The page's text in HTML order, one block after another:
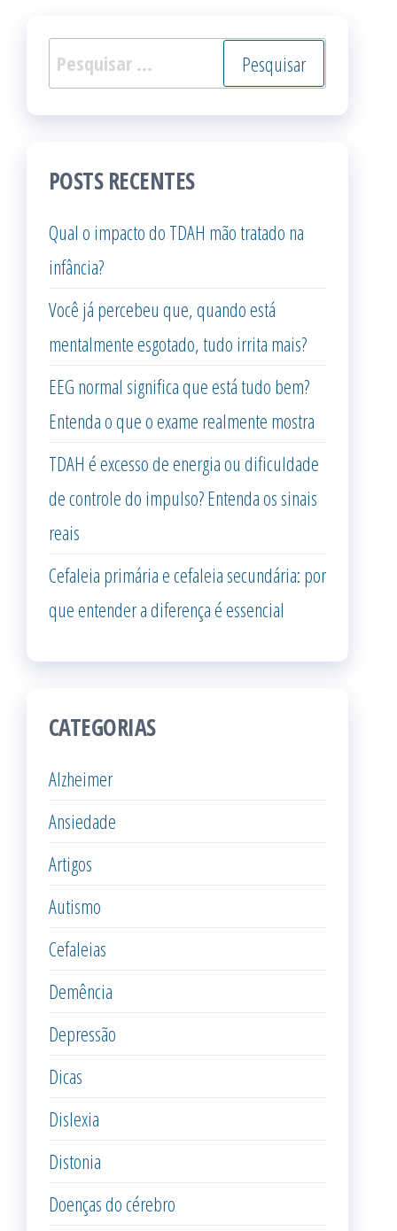
Pesquisar
por:
POSTS RECENTES
Qual o impacto do TDAH mão tratado na
infância?
Você já percebeu que, quando está
mentalmente esgotado, tudo irrita mais?
EEG normal significa que está tudo bem?
Entenda o que o exame realmente mostra
TDAH é excesso de energia ou dificuldade
de controle do impulso? Entenda os sinais
reais
Cefaleia primária e cefaleia secundária: por
que entender a diferença é essencial
CATEGORIAS
Alzheimer
Ansiedade
Artigos
Autismo
Cefaleias
Demência
Depressão
Dicas
Dislexia
Distonia
Doenças do cérebro